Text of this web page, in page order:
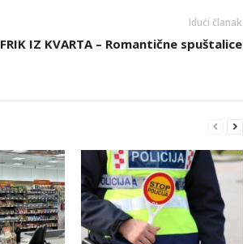
Idući članak
FRIK IZ KVARTA – Romantične spuštalice